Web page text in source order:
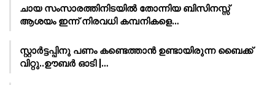
ചായ സംസാരത്തിനിടയിൽ തോന്നിയ ബിസിനസ്സ്
ആശയം ഇന്ന് നിരവധി കമ്പനികളെ…
സ്റ്റാർട്ടപ്പിനു പണം കണ്ടെത്താൻ ഉണ്ടായിരുന്ന ബൈക്ക്
വിറ്റു..ഊബർ ഓടി |…